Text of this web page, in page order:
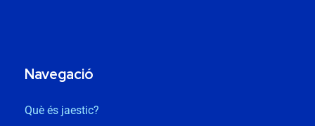
Navegació
Què és jaestic?